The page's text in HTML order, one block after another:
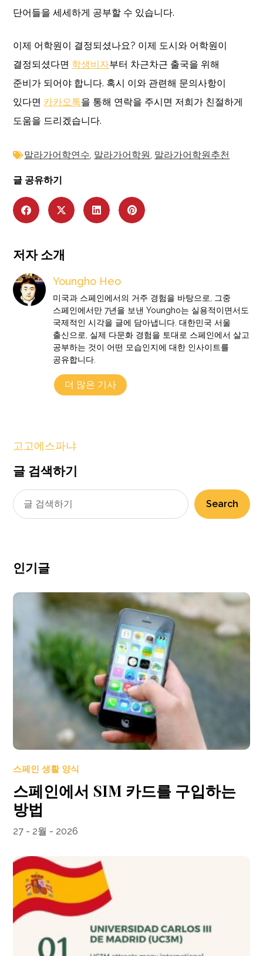
단어들을 세세하게 공부할 수 있습니다.
이제 어학원이 결정되셨나요? 이제 도시와 어학원이
결정되셨다면 학생비자부터 차근차근 출국을 위해
준비가 되어야 합니다. 혹시 이와 관련해 문의사항이
있다면 카카오톡을 통해 연락을 주시면 저희가 친절하게
도움을 드리겠습니다.
말라가어학연수, 말라가어학원, 말라가어학원추천
글 공유하기
저자 소개
Youngho Heo
미국과 스페인에서의 거주 경험을 바탕으로, 그중
스페인에서만 7년을 보낸 Youngho는 실용적이면서도
국제적인 시각을 글에 담아냅니다. 대한민국 서울
출신으로, 실제 다문화 경험을 토대로 스페인에서 살고
공부하는 것이 어떤 모습인지에 대한 인사이트를
공유합니다.
더 많은 기사
고고에스파냐
글 검색하기
Search
인기글
스페인 생활 양식
스페인에서 SIM 카드를 구입하는
방법
27 - 2월 - 2026